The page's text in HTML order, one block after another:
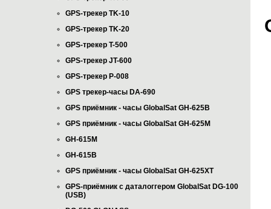
GPS-трекер TK-10
GPS-трекер TK-20
GPS-трекер T-500
GPS-трекер JT-600
GPS-трекер P-008
GPS трекер-часы DA-690
GPS приёмник - часы GlobalSat GH-625B
GPS приёмник - часы GlobalSat GH-625M
GH-615M
GH-615B
GPS приёмник - часы GlobalSat GH-625XT
GPS-приёмник с даталоггером GlobalSat DG-100
(USB)